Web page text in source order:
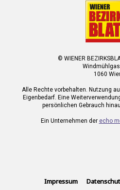
© WIENER
1060
Alle Rechte vorbehalten. Nutzung
Eigenbedarf. Eine
persönlichen Gebrauch
Ein Unternehmen der echo
Impressum